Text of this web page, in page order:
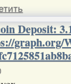
Deposit:
graph.org/